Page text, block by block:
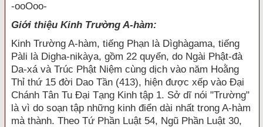
-ooOoo-
Giới thiệu Kinh Trường A-hàm:
Kinh Trường A-hàm, tiếng Phạn là Dìghàgama, tiếng
Pàli là Digha-nikàya, gồm 22 quyển, do Ngài Phật-đà
Da-xá và Trúc Phật Niệm cùng dịch vào năm Hoằng
Thỉ thứ 15 đời Dao Tần (413), hiện được xếp vào Đại
Chánh Tân Tu Đại Tạng Kinh tập 1. Sở dĩ nói "Trường"
là vì do soạn tập những kinh điển dài nhất trong A-hàm
mà thành. Theo Tứ Phần Luật 54, Ngũ Phần Luật 30,